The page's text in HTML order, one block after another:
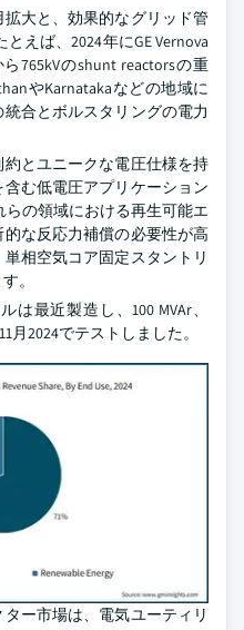
大と、効果的なグリッド管
えば、2024年にGE Vernova
765kVのshunt reactorsの重
やKarnatakaなどの地域に
合とボルスタリングの電力
とユニークな電圧仕様を持
む低電圧アプリケーション
の領域における再生可能エ
な反応力補償の必要性が高
相空気コア固定スタントリ
。
は最近製造し、100 MVAr、
月2024でテストしました。
ー市場は、電気ユーティリ